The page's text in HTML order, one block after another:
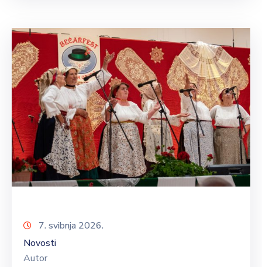
7. svibnja 2026.
Novosti
Autor